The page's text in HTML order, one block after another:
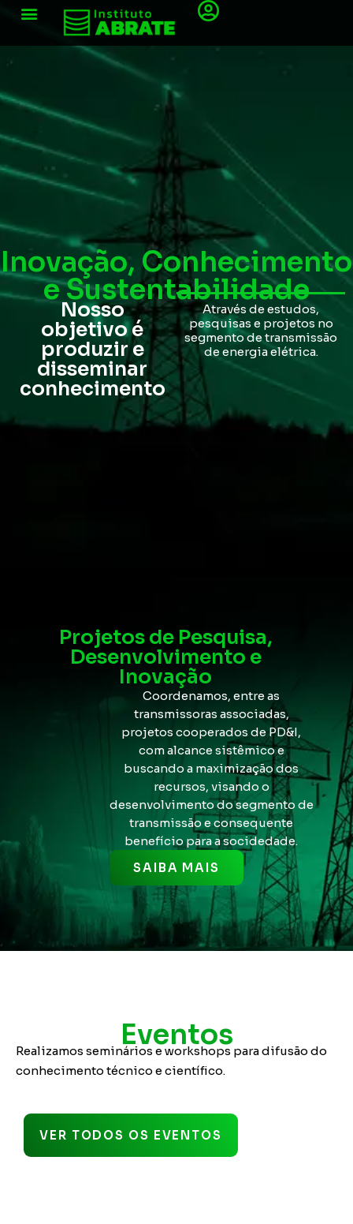
Inovação, Conhecimento
e Sustentabilidade
Nosso
objetivo é
produzir e
disseminar
conhecimento
Através de estudos,
pesquisas e projetos no
segmento de transmissão
de energia elétrica.
Projetos de Pesquisa,
Desenvolvimento e
Inovação
Coordenamos, entre as
transmissoras associadas,
projetos cooperados de PD&I,
com alcance sistêmico e
buscando a maximização dos
recursos, visando o
desenvolvimento do segmento de
transmissão e consequente
benefício para a socidedade.
SAIBA MAIS
Eventos
Realizamos seminários e workshops para difusão do
conhecimento técnico e científico.
VER TODOS OS EVENTOS